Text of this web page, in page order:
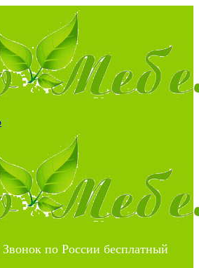
Звонок по России бесплатный